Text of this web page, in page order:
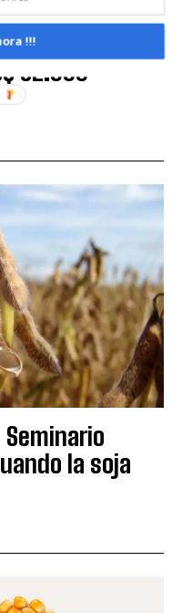
década el
62.500
Seminario
la soja
!!!